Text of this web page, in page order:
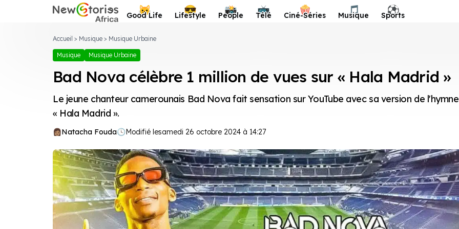
Newstories Africa 😺
Good Life 😎
Lifestyle 📸
People 📺
Télé 🍿
Ciné-Séries 🎵
Musique ⚽️
Sports
Accueil > Musique > Musique Urbaine
Musique Musique Urbaine
Bad Nova célèbre 1 million de vues sur « Hala Madrid »
Le jeune chanteur camerounais Bad Nova fait sensation sur YouTube avec sa version de l'hymne
« Hala Madrid ».
Natacha Fouda🕓Modifié lesamedi 26 octobre 2024 à 14:27